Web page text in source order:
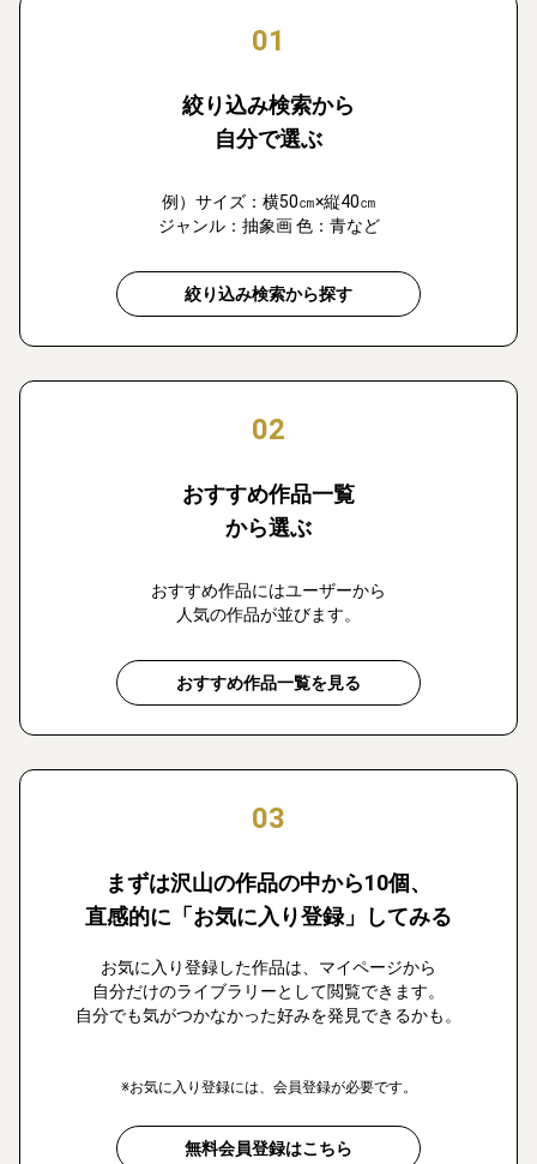
01
絞り込み検索から
自分で選ぶ
例）サイズ：横50㎝×縦40㎝
ジャンル：抽象画 色：青など
絞り込み検索から探す
02
おすすめ作品一覧
から選ぶ
おすすめ作品にはユーザーから
人気の作品が並びます。
おすすめ作品一覧を見る
03
まずは沢山の作品の中から10個、
直感的に「お気に入り登録」してみる
お気に入り登録した作品は、マイページから
自分だけのライブラリーとして閲覧できます。
自分でも気がつかなかった好みを発見できるかも。
※お気に入り登録には、会員登録が必要です。
無料会員登録はこちら